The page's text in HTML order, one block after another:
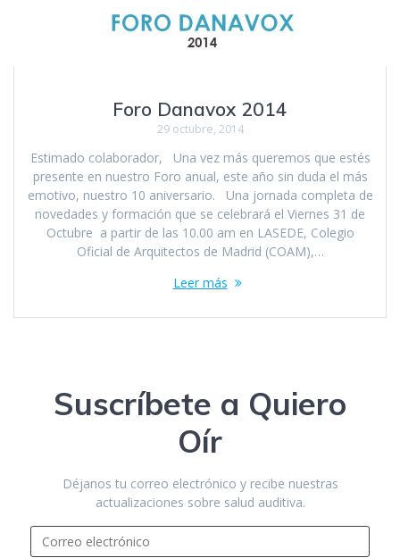
Foro Danavox 2014
29 octubre, 2014
Estimado colaborador, Una vez más queremos que estés
presente en nuestro Foro anual, este año sin duda el más
emotivo, nuestro 10 aniversario. Una jornada completa de
novedades y formación que se celebrará el Viernes 31 de
Octubre a partir de las 10.00 am en LASEDE, Colegio
Oficial de Arquitectos de Madrid (COAM),…
Leer más
Suscríbete a Quiero
Oír
Déjanos tu correo electrónico y recibe nuestras
actualizaciones sobre salud auditiva.